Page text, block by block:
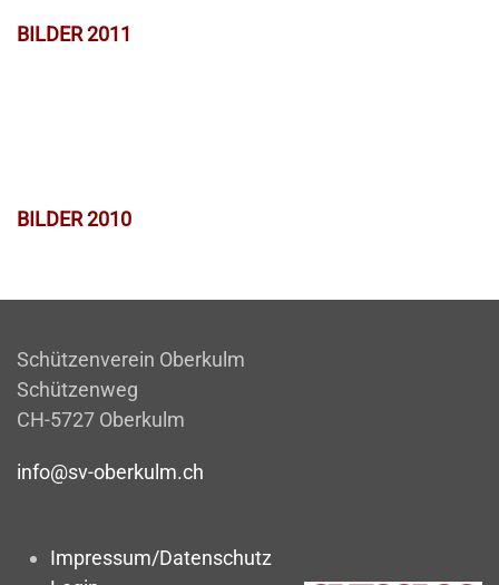
BILDER 2011
BILDER 2010
Schützenverein Oberkulm
Schützenweg
CH-5727 Oberkulm
info@sv-oberkulm.ch
Impressum/Datenschutz